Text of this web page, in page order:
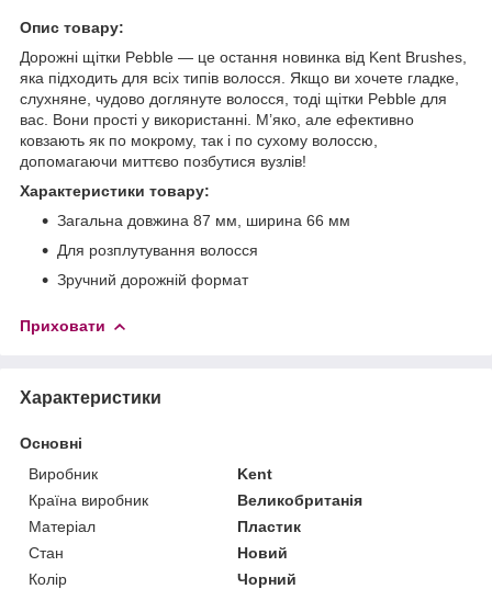
Опис товару:
Дорожні щітки Pebble — це остання новинка від Kent Brushes,
яка підходить для всіх типів волосся. Якщо ви хочете гладке,
слухняне, чудово доглянуте волосся, тоді щітки Pebble для
вас. Вони прості у використанні. М’яко, але ефективно
ковзають як по мокрому, так і по сухому волоссю,
допомагаючи миттєво позбутися вузлів!
Характеристики товару:
Загальна довжина 87 мм, ширина 66 мм
Для розплутування волосся
Зручний дорожній формат
Приховати
Характеристики
Основні
Виробник
Kent
Країна виробник
Великобританія
Матеріал
Пластик
Стан
Новий
Колір
Чорний